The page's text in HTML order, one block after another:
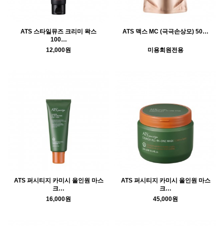
ATS 스타일뮤즈 크리미 왁스
100…
12,000원
ATS 맥스 MC (극극손상모) 50…
미용회원전용
ATS 퍼시티지 카미시 올인원 마스
크…
16,000원
ATS 퍼시티지 카미시 올인원 마스
크…
45,000원